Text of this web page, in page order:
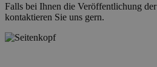
Falls bei Ihnen die Veröffentlichung der
kontaktieren Sie uns gern.